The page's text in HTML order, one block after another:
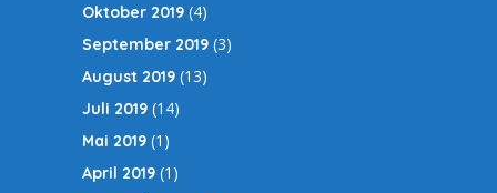
Oktober 2019 (4)
September 2019 (3)
August 2019 (13)
Juli 2019 (14)
Mai 2019 (1)
April 2019 (1)